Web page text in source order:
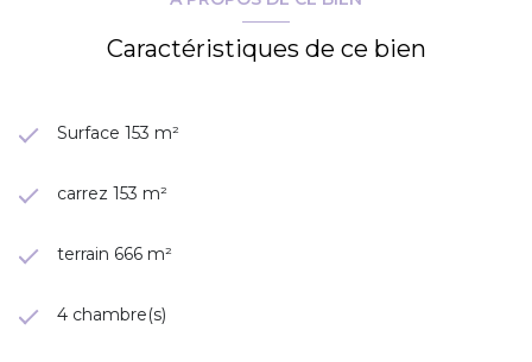
Caractéristiques de ce bien
Surface 153 m²
carrez 153 m²
terrain 666 m²
4 chambre(s)